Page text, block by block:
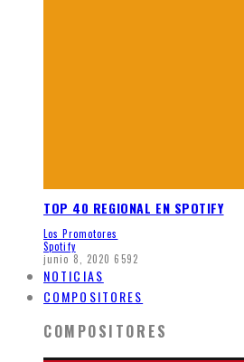
TOP 40 REGIONAL EN SPOTIFY
Los Promotores
Spotify
junio 8, 2020 6592
NOTICIAS
COMPOSITORES
COMPOSITORES